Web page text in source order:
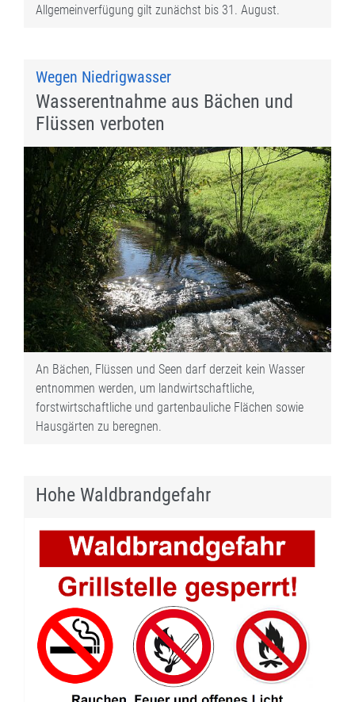
Allgemeinverfügung gilt zunächst bis 31. August.
Wegen Niedrigwasser
Wasserentnahme aus Bächen und
Flüssen verboten
An Bächen, Flüssen und Seen darf derzeit kein Wasser
entnommen werden, um landwirtschaftliche,
forstwirtschaftliche und gartenbauliche Flächen sowie
Hausgärten zu beregnen.
Hohe Waldbrandgefahr